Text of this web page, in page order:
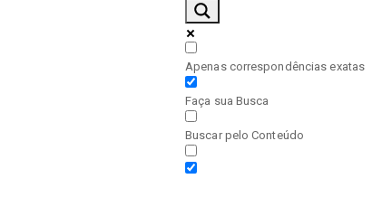
Apenas correspondências exatas
Faça sua Busca
Buscar pelo Conteúdo